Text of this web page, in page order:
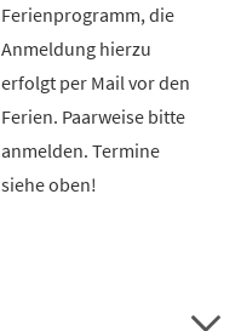
Ferienprogramm, die
Anmeldung hierzu
erfolgt per Mail vor den
Ferien. Paarweise bitte
anmelden. Termine
siehe oben!